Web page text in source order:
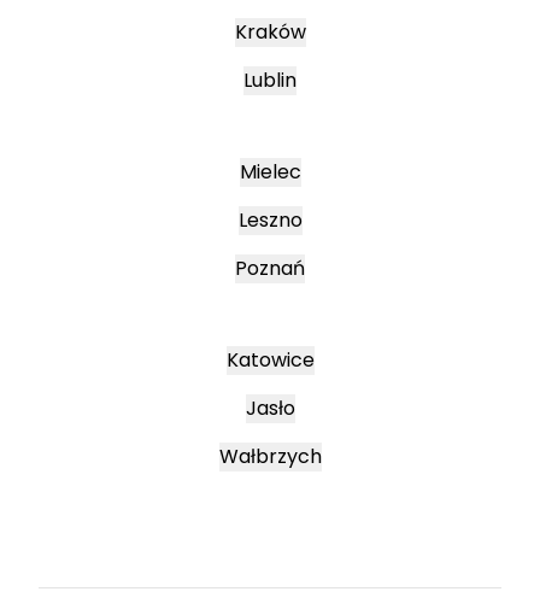
Kraków
Lublin
Mielec
Leszno
Poznań
Katowice
Jasło
Wałbrzych